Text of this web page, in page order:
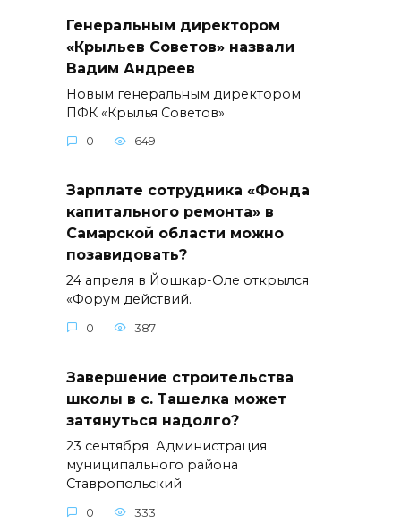
Генеральным директором
«Крыльев Советов» назвали
Вадим Андреев
Новым генеральным директором
ПФК «Крылья Советов»
0 649
Зарплате сотрудника «Фонда
капитального ремонта» в
Самарской области можно
позавидовать?
24 апреля в Йошкар-Оле открылся
«Форум действий.
0 387
Завершение строительства
школы в с. Ташелка может
затянуться надолго?
23 сентября Администрация
муниципального района
Ставропольский
0 333